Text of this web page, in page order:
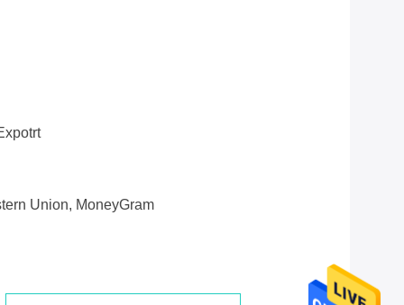
Union, MoneyGram